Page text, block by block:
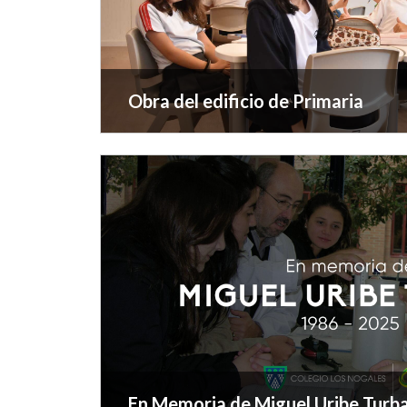
Las promociones de exalumnos 2005 y
rinden homenaje a nuestro exalumno,
Beca Educativa, destinada a apoyar y
Talentos Académicos del Colegio Los
Leer más ...
Obra del edificio de Primaria
Nuestros estudiantes de Primaria llegaron a
laboratorios renovados, con nueva